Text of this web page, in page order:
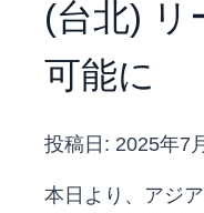
(台北) リ
可能に
投稿日: 2025年7
本日より、アジ